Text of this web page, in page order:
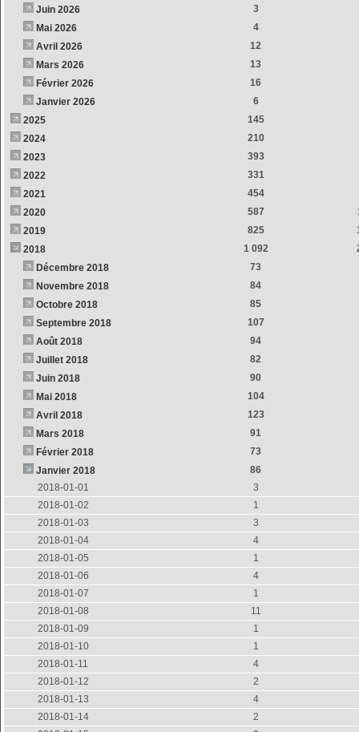
Juin 2026
3
Mai 2026
4
Avril 2026
12
Mars 2026
13
Février 2026
16
Janvier 2026
6
2025
145
2024
210
2023
393
2022
331
2021
454
2020
587
2019
825
2018
1 092
Décembre 2018
73
Novembre 2018
84
Octobre 2018
85
Septembre 2018
107
Août 2018
94
Juillet 2018
82
Juin 2018
90
Mai 2018
104
Avril 2018
123
Mars 2018
91
Février 2018
73
Janvier 2018
86
2018-01-01
3
2018-01-02
1
2018-01-03
3
2018-01-04
4
2018-01-05
1
2018-01-06
4
2018-01-07
1
2018-01-08
11
2018-01-09
1
2018-01-10
1
2018-01-11
4
2018-01-12
2
2018-01-13
4
2018-01-14
2